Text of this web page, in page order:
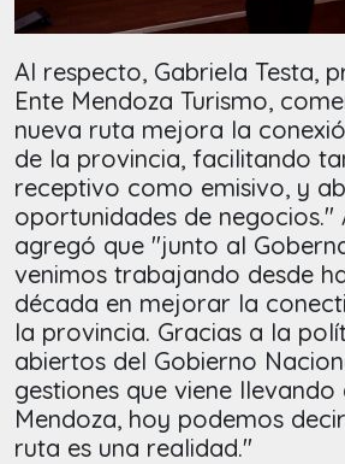
Al respecto, Gabriela Testa,
Ente Mendoza Turismo,
nueva ruta mejora la
de la provincia, facilitando
receptivo como emisivo, y
oportunidades de negocios."
agregó que "junto al
venimos trabajando desde
década en mejorar la
la provincia. Gracias a la
abiertos del Gobierno
gestiones que viene
Mendoza, hoy podemos
ruta es una realidad."